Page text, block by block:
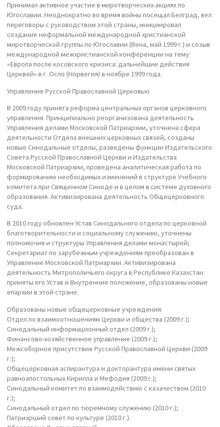
Принимал активное участие в миротворческих акциях по
Югославии. Неоднократно во время войны посещал Белград, вел
переговоры с руководством этой страны, инициировал
создание неформальной международной христианской
миротворческой группы по Югославии (Вена, май 1999 г.) и созыв
международной межхристианской конференции на тему:
«Европа после косовского кризиса: дальнейшие действия
Церквей» в г. Осло (Норвегия) в ноябре 1999 года.
Управление Русской Православной Церковью
В 2009 году принята реформа центральных органов церковного
управления. Принципиально реорганизована деятельность
Управления делами Московской Патриархии, уточнена сфера
деятельности Отдела внешних церковных связей, созданы
новые Синодальные отделы, разведены функции Издательского
Совета Русской Православной Церкви и Издательства
Московской Патриархии, проведена аналитическая работа по
формированию необходимых изменений в структуре Учебного
комитета при Священном Синоде и в целом в системе духовного
образования. Активизирована деятельность Общецерковного
суда.
В 2010 году обновлен Устав Синодального отдела по церковной
благотворительности и социальному служению, уточнены
полномочия и структуры Управления делами монастырей;
Секретариат по зарубежным учреждениям преобразован в
Управление Московской Патриархии. Активизирована
деятельность Митрополичьего округа в Республике Казахстан:
приняты его Устав и Внутренние положение, образованы новые
епархии в этой стране.
Образованы новые общецерковные учреждения:
Отдел по взаимоотношениям Церкви и общества (2009 г.);
Синодальный информационный отдел (2009 г.);
Финансово-хозяйственное управление (2009 г.);
Межсоборное присутствие Русской Православной Церкви (2009
г.);
Общецерковная аспирантура и докторантура имени святых
равноапостольных Кирилла и Мефодия (2009 г.);
Синодальный комитет по взаимодействию с казачеством (2010
г.);
Синодальный отдел по тюремному служению (2010 г.);
Патриарший совет по культуре (2010 г.).